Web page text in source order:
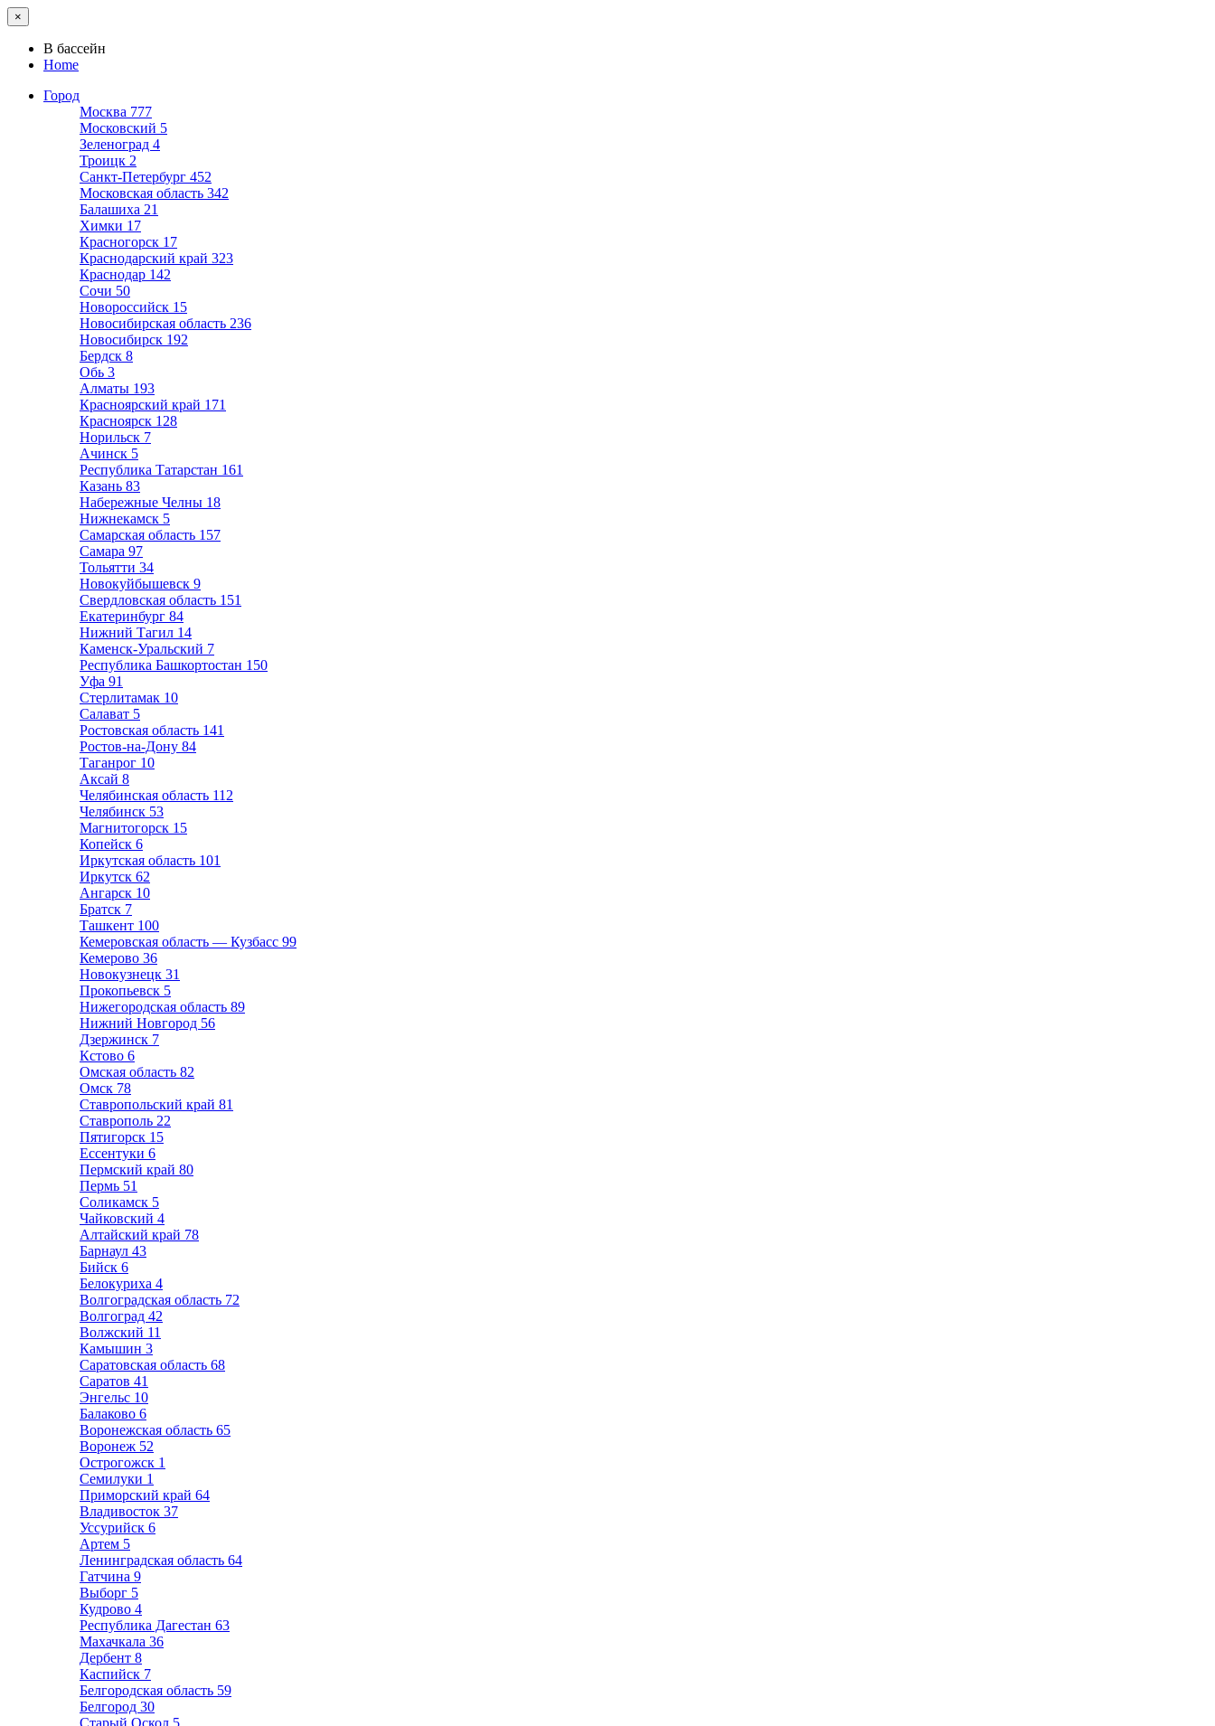
×
В бассейн
Home
Город
Москва 777
Московский 5
Зеленоград 4
Троицк 2
Санкт-Петербург 452
Московская область 342
Балашиха 21
Химки 17
Красногорск 17
Краснодарский край 323
Краснодар 142
Сочи 50
Новороссийск 15
Новосибирская область 236
Новосибирск 192
Бердск 8
Обь 3
Алматы 193
Красноярский край 171
Красноярск 128
Норильск 7
Ачинск 5
Республика Татарстан 161
Казань 83
Набережные Челны 18
Нижнекамск 5
Самарская область 157
Самара 97
Тольятти 34
Новокуйбышевск 9
Свердловская область 151
Екатеринбург 84
Нижний Тагил 14
Каменск-Уральский 7
Республика Башкортостан 150
Уфа 91
Стерлитамак 10
Салават 5
Ростовская область 141
Ростов-на-Дону 84
Таганрог 10
Аксай 8
Челябинская область 112
Челябинск 53
Магнитогорск 15
Копейск 6
Иркутская область 101
Иркутск 62
Ангарск 10
Братск 7
Ташкент 100
Кемеровская область — Кузбасс 99
Кемерово 36
Новокузнецк 31
Прокопьевск 5
Нижегородская область 89
Нижний Новгород 56
Дзержинск 7
Кстово 6
Омская область 82
Омск 78
Ставропольский край 81
Ставрополь 22
Пятигорск 15
Ессентуки 6
Пермский край 80
Пермь 51
Соликамск 5
Чайковский 4
Алтайский край 78
Барнаул 43
Бийск 6
Белокуриха 4
Волгоградская область 72
Волгоград 42
Волжский 11
Камышин 3
Саратовская область 68
Саратов 41
Энгельс 10
Балаково 6
Воронежская область 65
Воронеж 52
Острогожск 1
Семилуки 1
Приморский край 64
Владивосток 37
Уссурийск 6
Артем 5
Ленинградская область 64
Гатчина 9
Выборг 5
Кудрово 4
Республика Дагестан 63
Махачкала 36
Дербент 8
Каспийск 7
Белгородская область 59
Белгород 30
Старый Оскол 5